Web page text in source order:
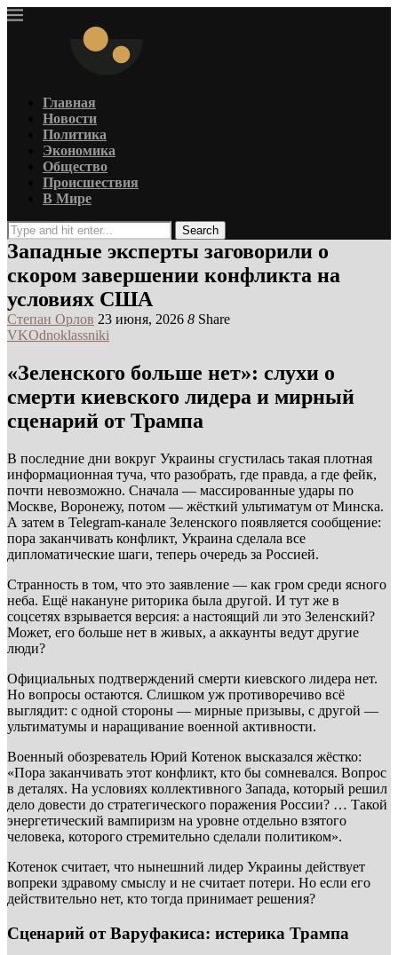
Главная
Новости
Политика
Экономика
Общество
Происшествия
В Мире
Search
Западные эксперты заговорили о
скором завершении конфликта на
условиях США
Степан Орлов 23 июня, 2026 8 Share
VKOdnoklassniki
«Зеленского больше нет»: слухи о
смерти киевского лидера и мирный
сценарий от Трампа
В последние дни вокруг Украины сгустилась такая плотная
информационная туча, что разобрать, где правда, а где фейк,
почти невозможно. Сначала — массированные удары по
Москве, Воронежу, потом — жёсткий ультиматум от Минска.
А затем в Telegram-канале Зеленского появляется сообщение:
пора заканчивать конфликт, Украина сделала все
дипломатические шаги, теперь очередь за Россией.
Странность в том, что это заявление — как гром среди ясного
неба. Ещё накануне риторика была другой. И тут же в
соцсетях взрывается версия: а настоящий ли это Зеленский?
Может, его больше нет в живых, а аккаунты ведут другие
люди?
Официальных подтверждений смерти киевского лидера нет.
Но вопросы остаются. Слишком уж противоречиво всё
выглядит: с одной стороны — мирные призывы, с другой —
ультиматумы и наращивание военной активности.
Военный обозреватель Юрий Котенок высказался жёстко:
«Пора заканчивать этот конфликт, кто бы сомневался. Вопрос
в деталях. На условиях коллективного Запада, который решил
дело довести до стратегического поражения России? … Такой
энергетический вампиризм на уровне отдельно взятого
человека, которого стремительно сделали политиком».
Котенок считает, что нынешний лидер Украины действует
вопреки здравому смыслу и не считает потери. Но если его
действительно нет, кто тогда принимает решения?
Сценарий от Варуфакиса: истерика Трампа